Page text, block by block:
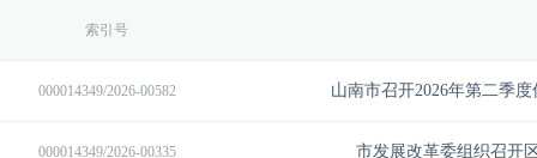
索引号
000014349/2026-00582 山南市召开2026年第二季
000014349/2026-00335 市发展改革委组织召开